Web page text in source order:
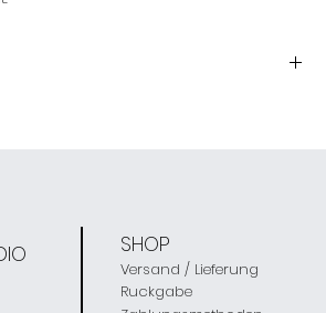
Bildschirmeinstellung abweichen
SHOP
Versand / Lieferung
Ruckgabe